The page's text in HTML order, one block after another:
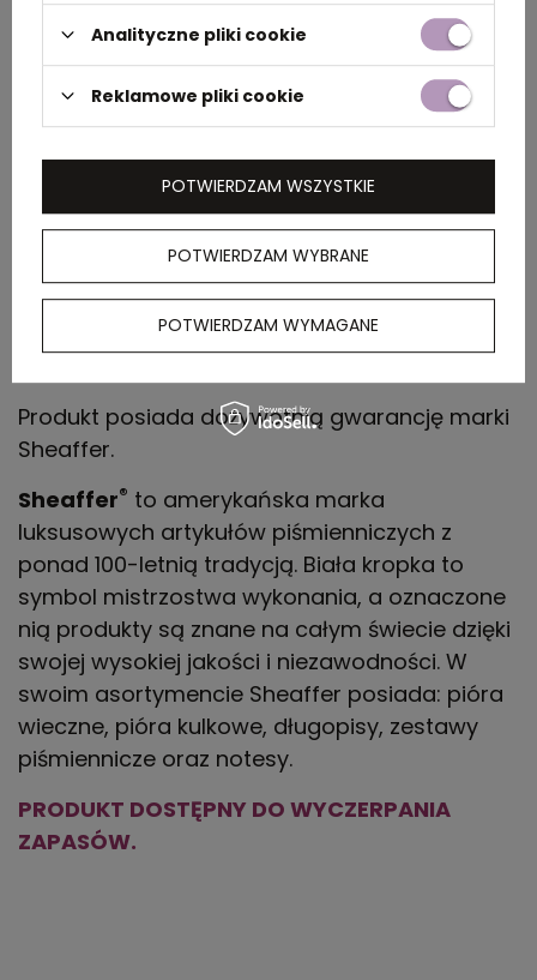
prezentowe ww30.
Na korpusie umieszczono"岁寒 三 友", co
oznaczatrzy rośliny, które nie przejmując się
chłodem zimy nadal wzrastają w swoim
wnętrzu. Dlatego Chińczycy nazywali je trzema
dobrymi przyjaciółmi, którzy stoją razem
(wespół), by stawić czoła mroźnej zimie. Te
rośliny to śliwa, sosna i bambus. Mamy
nadzieję, że będziemy jednym z Twoich
zimowych przyjaciół "岁寒 三 友".
Produkt posiada dożywotnią gwarancję marki
Sheaffer.
Sheaffer® to amerykańska marka
luksusowych artykułów piśmienniczych z
ponad 100-letnią tradycją. Biała kropka to
symbol mistrzostwa wykonania, a oznaczone
nią produkty są znane na całym świecie dzięki
swojej wysokiej jakości i niezawodności. W
swoim asortymencie Sheaffer posiada: pióra
wieczne, pióra kulkowe, długopisy, zestawy
piśmiennicze oraz notesy.
PRODUKT DOSTĘPNY DO WYCZERPANIA
ZAPASÓW.
Analityczne pliki cookie
Reklamowe pliki cookie
POTWIERDZAM WYBRANE
POTWIERDZAM WYMAGANE
POTWIERDZAM WSZYSTKIE